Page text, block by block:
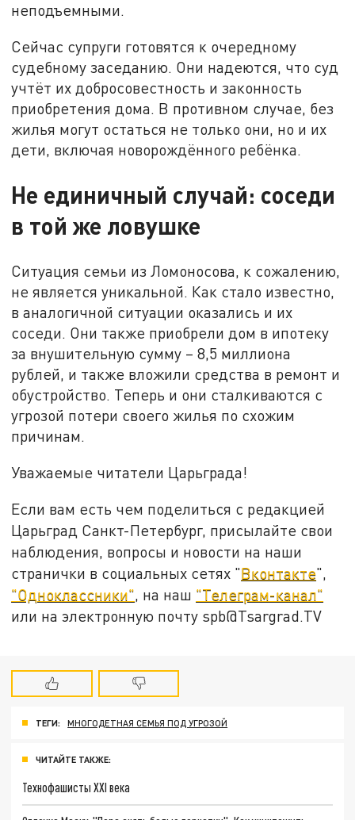
неподъемными.
Сейчас супруги готовятся к очередному
судебному заседанию. Они надеются, что суд
учтёт их добросовестность и законность
приобретения дома. В противном случае, без
жилья могут остаться не только они, но и их
дети, включая новорождённого ребёнка.
Не единичный случай: соседи
в той же ловушке
Ситуация семьи из Ломоносова, к сожалению,
не является уникальной. Как стало известно,
в аналогичной ситуации оказались и их
соседи. Они также приобрели дом в ипотеку
за внушительную сумму – 8,5 миллиона
рублей, и также вложили средства в ремонт и
обустройство. Теперь и они сталкиваются с
угрозой потери своего жилья по схожим
причинам.
Уважаемые читатели Царьграда!
Если вам есть чем поделиться с редакцией
Царьград Санкт-Петербург, присылайте свои
наблюдения, вопросы и новости на наши
странички в социальных сетях "Вконтакте",
"Одноклассники", на наш "Телеграм-канал"
или на электронную почту spb@Tsargrad.TV
ТЕГИ: МНОГОДЕТНАЯ СЕМЬЯ ПОД УГРОЗОЙ
ЧИТАЙТЕ ТАКЖЕ:
Технофашисты XXI века